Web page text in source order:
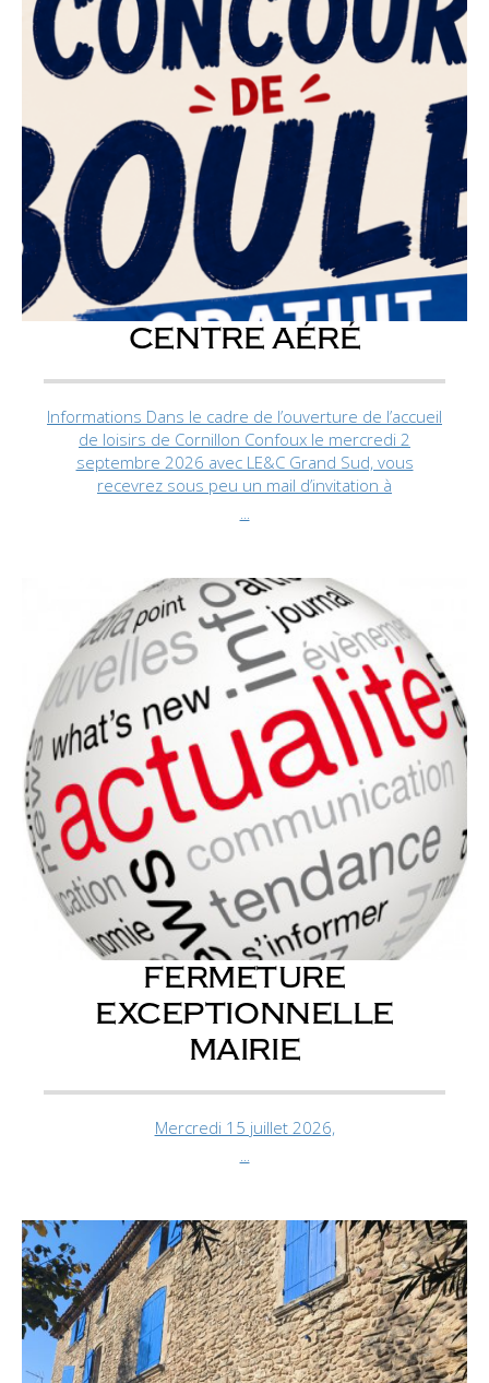
CENTRE AÉRÉ
Informations Dans le cadre de l’ouverture de l’accueil
de loisirs de Cornillon Confoux le mercredi 2
septembre 2026 avec LE&C Grand Sud, vous
recevrez sous peu un mail d’invitation à
...
FERMETURE
EXCEPTIONNELLE
MAIRIE
Mercredi 15 juillet 2026,
...